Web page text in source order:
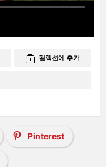
컬렉션에 추가
Pinterest